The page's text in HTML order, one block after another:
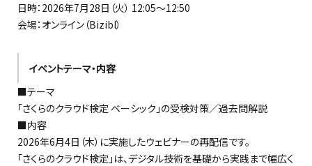
日時：2026年7月28日（火） 12:05～12:50
会場：オンライン（Bizibl）
イベントテーマ・内容
■テーマ
「さくらのクラウド検定 ベーシック」の受検対策／過去問解説
■内容
2026年6月4日（木）に実施したウェビナーの再配信です。
「さくらのクラウド検定」は、デジタル技術を基礎から実践まで幅広く